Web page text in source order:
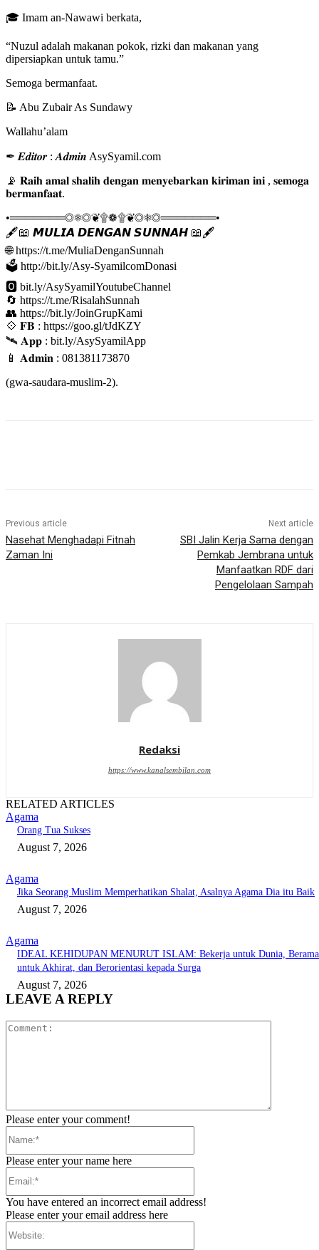
🎓 Imam an-Nawawi berkata,
“Nuzul adalah makanan pokok, rizki dan makanan yang
dipersiapkan untuk tamu.”
Semoga bermanfaat.
📝 Abu Zubair As Sundawy
Wallahu’alam
✒ 𝑬𝒅𝒊𝒕𝒐𝒓 : 𝑨𝒅𝒎𝒊𝒏 AsySyamil.com
📡 𝐑𝐚𝐢𝐡 𝐚𝐦𝐚𝐥 𝐬𝐡𝐚𝐥𝐢𝐡 𝐝𝐞𝐧𝐠𝐚𝐧 𝐦𝐞𝐧𝐲𝐞𝐛𝐚𝐫𝐤𝐚𝐧 𝐤𝐢𝐫𝐢𝐦𝐚𝐧 𝐢𝐧𝐢 , 𝐬𝐞𝐦𝐨𝐠𝐚
𝐛𝐞𝐫𝐦𝐚𝐧𝐟𝐚𝐚𝐭.
•═══════◎❅◎❦۩❁۩❦◎❅◎═══════•
🖋📖 𝙈𝙐𝙇𝙄𝘼 𝘿𝙀𝙉𝙂𝘼𝙉 𝙎𝙐𝙉𝙉𝘼𝙃 📖🖋
🌐 https://t.me/MuliaDenganSunnah
🗳 http://bit.ly/Asy-SyamilcomDonasi
🅾 bit.ly/AsySyamilYoutubeChannel
🔄 https://t.me/RisalahSunnah
👥 https://bit.ly/JoinGrupKami
💠️ 𝐅𝐁 : https://goo.gl/tJdKZY
🛰 𝐀𝐩𝐩 : bit.ly/AsySyamilApp
📱 𝐀𝐝𝐦𝐢𝐧 : 081381173870
(gwa-saudara-muslim-2).
Previous article
Nasehat Menghadapi Fitnah
Zaman Ini
Next article
SBI Jalin Kerja Sama dengan
Pemkab Jembrana untuk
Manfaatkan RDF dari
Pengelolaan Sampah
Redaksi
https://www.kanalsembilan.com
RELATED ARTICLES
Agama
Orang Tua Sukses
August 7, 2026
Agama
Jika Seorang Muslim Memperhatikan Shalat, Asalnya Agama Dia itu Baik
August 7, 2026
Agama
IDEAL KEHIDUPAN MENURUT ISLAM: Bekerja untuk Dunia,
untuk Akhirat, dan Berorientasi kepada Surga
August 7, 2026
LEAVE A REPLY
Please enter your comment!
Please enter your name here
You have entered an incorrect email address!
Please enter your email address here